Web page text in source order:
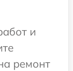
и
ремонт